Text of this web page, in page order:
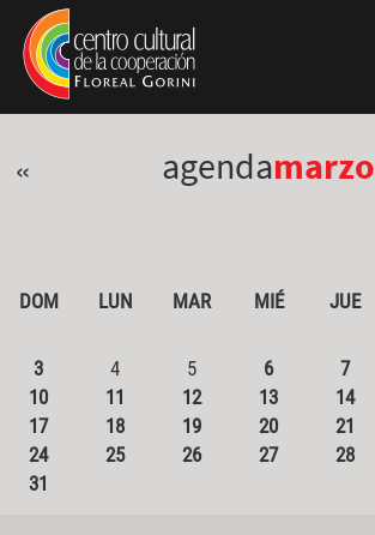
Pasar al contenido principal
Jump to main content
« agendamarzo
DOM LUN MAR MIÉ JUE
3
4 5 6 7
10
11 12 13 14
17
18 19 20 21
24
25 26 27 28
31